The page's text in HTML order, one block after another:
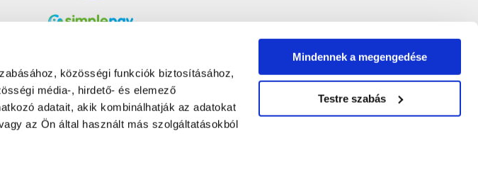
közösségi funkciók biztosításához,
média-, hirdető- és elemező
adatait, akik kombinálhatják az adatokat
az Ön által használt más szolgáltatásokból
Mindennek a megengedése
Testre szabás
Árukereső.hu
Olcsóbbat.hu – Spórolni
tudni kell